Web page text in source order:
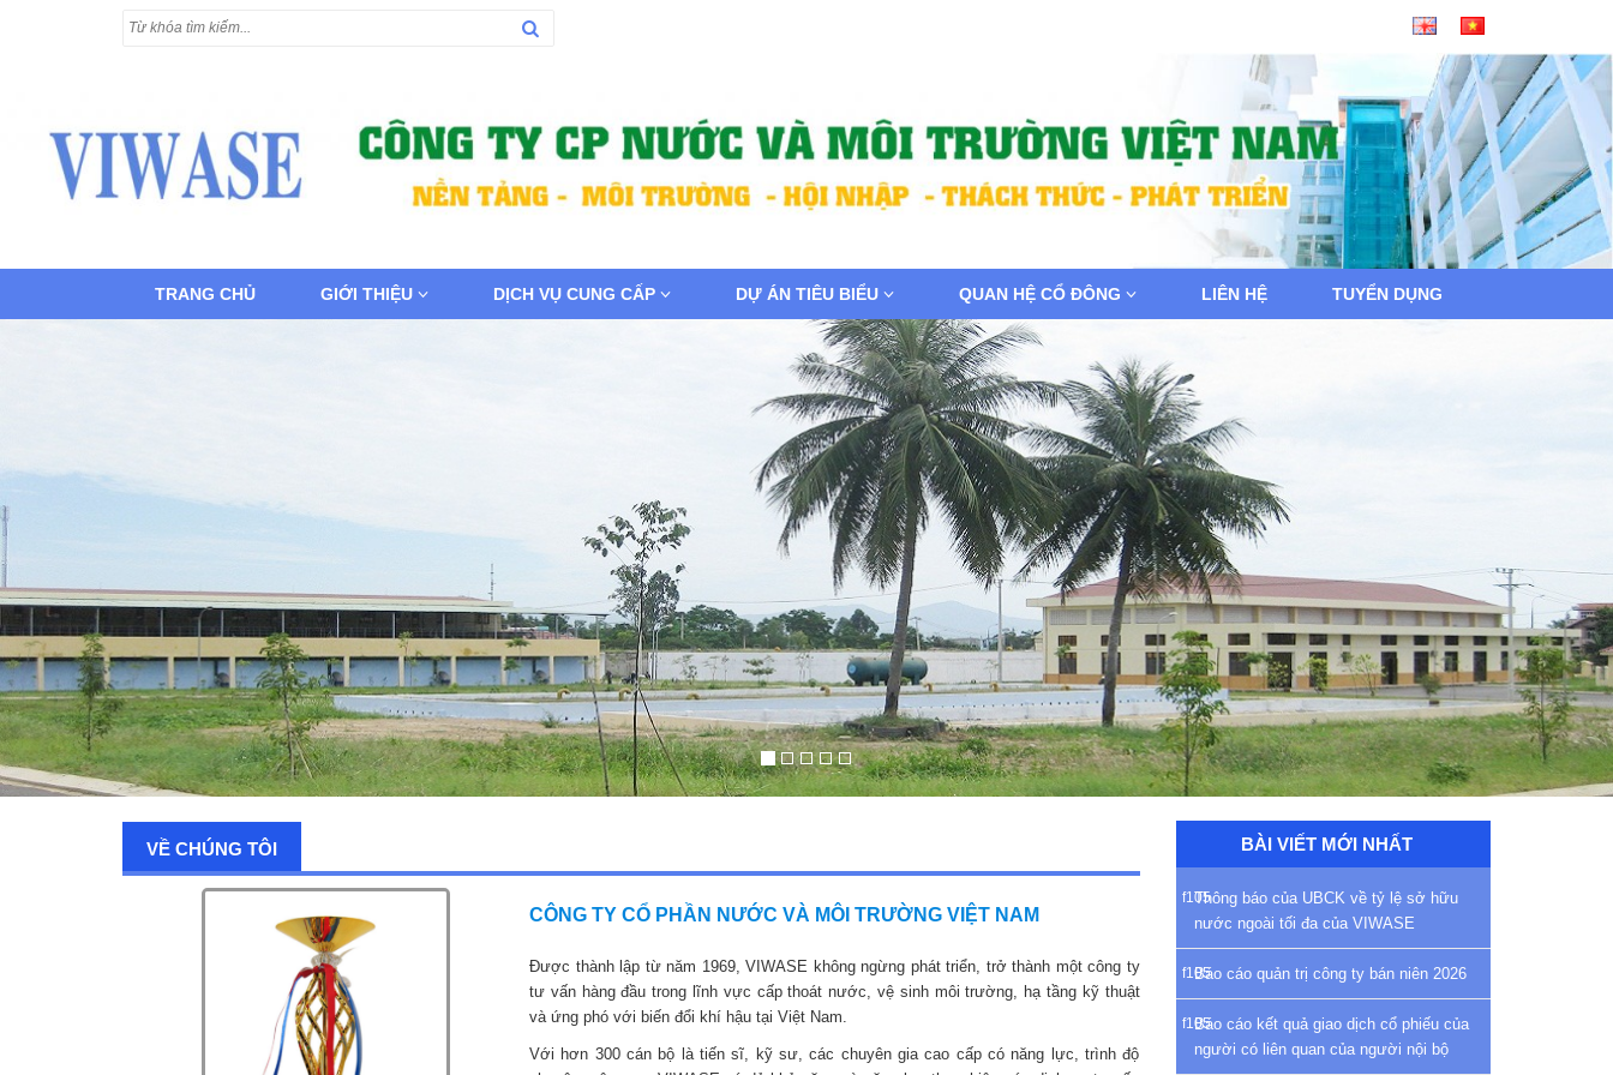
TRANG CHỦ GIỚI THIỆU DỊCH VỤ CUNG CẤP DỰ ÁN TIÊU BIỂU QUAN HỆ CỔ ĐÔNG LIÊN HỆ TUYỂN DỤNG
VỀ CHÚNG TÔI
CÔNG TY CỔ PHẦN NƯỚC VÀ MÔI TRƯỜNG VIỆT NAM
Được thành lập từ năm 1969, VIWASE không ngừng phát triển, trở thành một công ty
tư vấn hàng đầu trong lĩnh vực cấp thoát nước, vệ sinh môi trường, hạ tầng kỹ thuật
và ứng phó với biến đổi khí hậu tại Việt Nam.
Với hơn 300 cán bộ là tiến sĩ, kỹ sư, các chuyên gia cao cấp có năng lực, trình độ
BÀI VIẾT MỚI NHẤT
Thông báo của UBCK về tỷ lệ sở hữu
nước ngoài tối đa của VIWASE
Báo cáo quản trị công ty bán niên 2026
Báo cáo kết quả giao dịch cổ phiếu của
người có liên quan của người nội bộ